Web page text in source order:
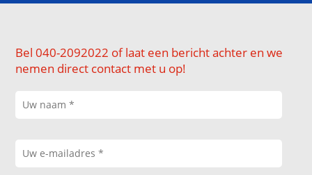
Bel 040-2092022 of laat een bericht achter en we
nemen direct contact met u op!